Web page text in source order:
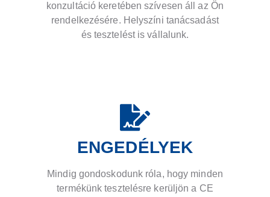
konzultáció keretében szívesen áll az Ön
rendelkezésére. Helyszíni tanácsadást
és tesztelést is vállalunk.
ENGEDÉLYEK
Mindig gondoskodunk róla, hogy minden
termékünk tesztelésre kerüljön a CE